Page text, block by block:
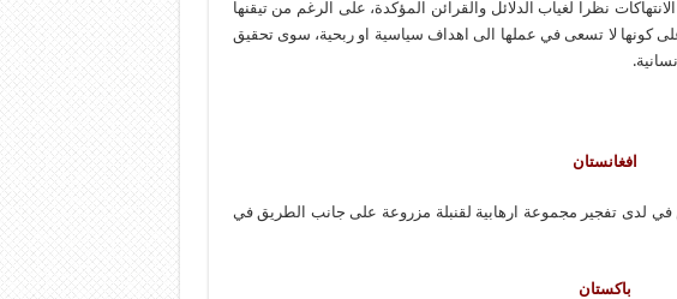
نظرا لغياب الدلائل والقرائن المؤكدة، على الرغم من تيقنها
كونها لا تسعى في عملها الى اهداف سياسية او ربحية، سوى تحقيق
افغانستان
لدى تفجير مجموعة ارهابية لقنبلة مزروعة على جانب الطريق في
باكستان